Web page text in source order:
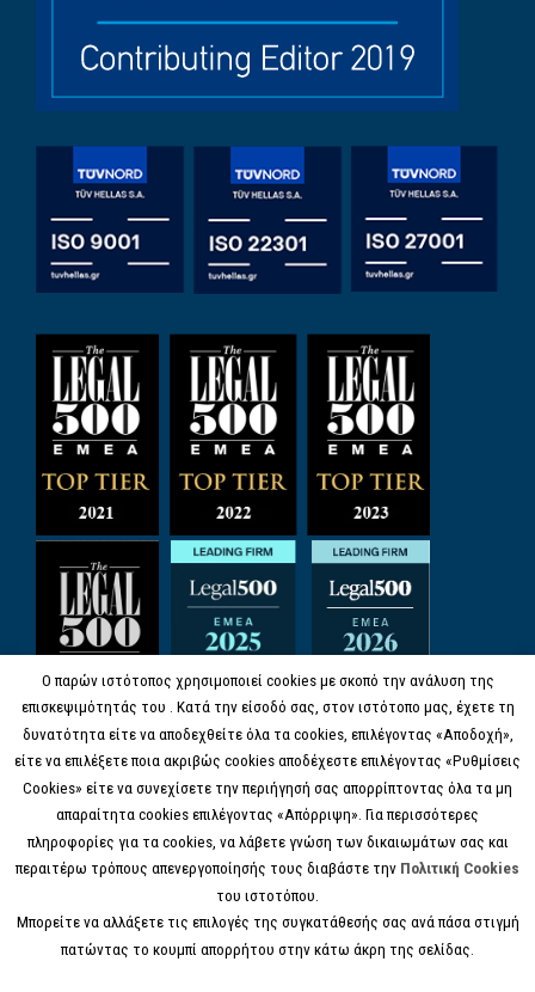
Ο παρών ιστότοπος χρησιμοποιεί cookies με σκοπό την ανάλυση της
επισκεψιμότητάς του . Κατά την είσοδό σας, στον ιστότοπο μας, έχετε τη
δυνατότητα είτε να αποδεχθείτε όλα τα cookies, επιλέγοντας «Αποδοχή»,
είτε να επιλέξετε ποια ακριβώς cookies αποδέχεστε επιλέγοντας «Ρυθμίσεις
Cookies» είτε να συνεχίσετε την περιήγησή σας απορρίπτοντας όλα τα μη
απαραίτητα cookies επιλέγοντας «Απόρριψη». Για περισσότερες
πληροφορίες για τα cookies, να λάβετε γνώση των δικαιωμάτων σας και
περαιτέρω τρόπους απενεργοποίησής τους διαβάστε την Πολιτική Cookies
του ιστοτόπου.
Μπορείτε να αλλάξετε τις επιλογές της συγκατάθεσής σας ανά πάσα στιγμή
πατώντας το κουμπί απορρήτου στην κάτω άκρη της σελίδας.